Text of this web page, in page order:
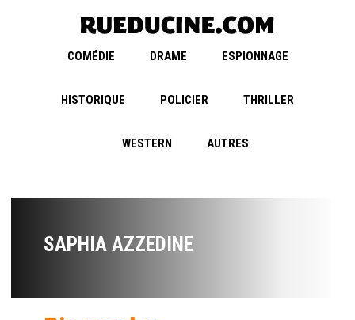
COMÉDIE DRAME ESPIONNAGE
HISTORIQUE POLICIER THRILLER
WESTERN AUTRES
SAPHIA AZZEDINE